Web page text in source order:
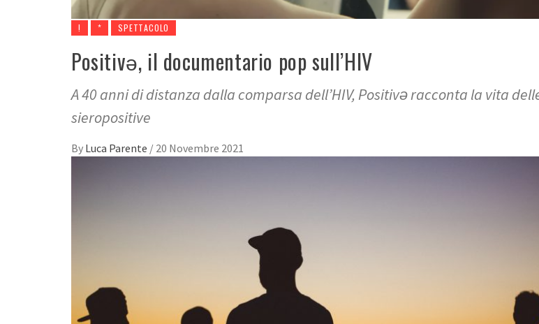
! * SPETTACOLO
Positivǝ, il documentario pop sull’HIV
A 40 anni di distanza dalla comparsa dell’HIV, Positivǝ racconta la vita
sieropositive
By Luca Parente / 20 Novembre 2021